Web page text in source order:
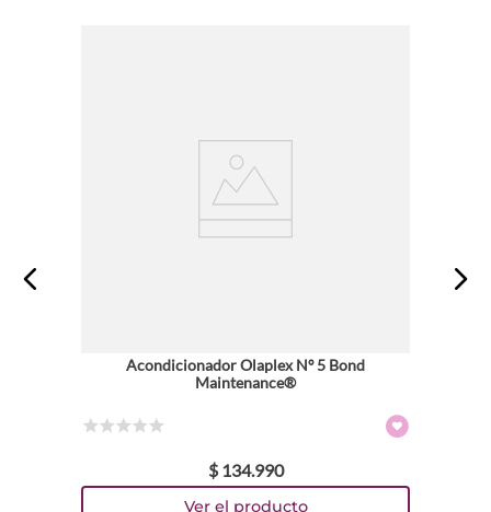
Acondicionador Olaplex Nº 5 Bond
Maintenance®
$ 134.990